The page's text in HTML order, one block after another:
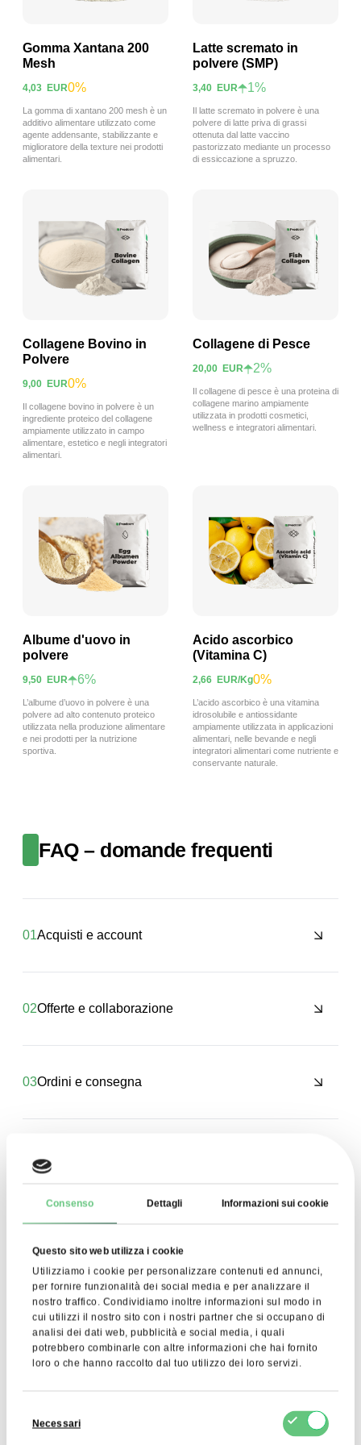
Consenso Dettagli Informazioni sui cookie
Questo sito web utilizza i cookie
Utilizziamo i cookie per personalizzare contenuti ed annunci,
per fornire funzionalità dei social media e per analizzare il
nostro traffico. Condividiamo inoltre informazioni sul modo in
cui utilizzi il nostro sito con i nostri partner che si occupano di
analisi dei dati web, pubblicità e social media, i quali
potrebbero combinarle con altre informazioni che hai fornito
loro o che hanno raccolto dal tuo utilizzo dei loro servizi.
delNecessari
Visualizza prodotto
Gomma Xantana 200
Mesh
4,03 EUR0%
La gomma di xantano 200 mesh è un
additivo alimentare utilizzato come
agente addensante, stabilizzante e
miglioratore della texture nei prodotti
alimentari.
Visualizza prodotto
Latte scremato in
polvere (SMP)
3,40 EUR 1%
Il latte scremato in polvere è una
polvere di latte priva di grassi
ottenuta dal latte vaccino
pastorizzato mediante un processo
di essiccazione a spruzzo.
Visualizza prodotto
Collagene Bovino in
Polvere
9,00 EUR0%
Il collagene bovino in polvere è un
ingrediente proteico del collagene
ampiamente utilizzato in campo
alimentare, estetico e negli integratori
alimentari.
Visualizza prodotto
Collagene di Pesce
20,00 EUR 2%
Il collagene di pesce è una proteina di
collagene marino ampiamente
utilizzata in prodotti cosmetici,
wellness e integratori alimentari.
Visualizza prodotto
Albume d'uovo in
polvere
9,50 EUR 6%
L’albume d’uovo in polvere è una
polvere ad alto contenuto proteico
utilizzata nella produzione alimentare
e nei prodotti per la nutrizione
sportiva.
Visualizza prodotto
Acido ascorbico
(Vitamina C)
2,66 EUR/Kg0%
L’acido ascorbico è una vitamina
idrosolubile e antiossidante
ampiamente utilizzata in applicazioni
alimentari, nelle bevande e negli
integratori alimentari come nutriente e
conservante naturale.
FAQ – domande frequenti
01Acquisti e account
02Offerte e collaborazione
03Ordini e consegna
05Resi e reclami
Vedi tutti